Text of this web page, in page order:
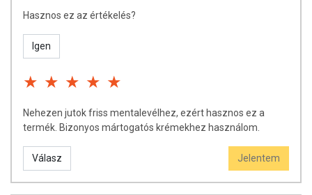
Hasznos ez az értékelés?
Igen
Nehezen jutok friss mentalevélhez, ezért hasznos ez a
termék. Bizonyos mártogatós krémekhez használom.
Válasz Jelentem